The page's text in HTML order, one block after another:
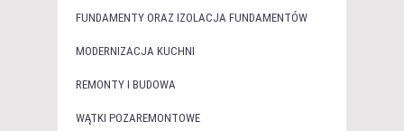
FUNDAMENTY ORAZ IZOLACJA FUNDAMENTÓW
MODERNIZACJA KUCHNI
REMONTY I BUDOWA
WĄTKI POZAREMONTOWE